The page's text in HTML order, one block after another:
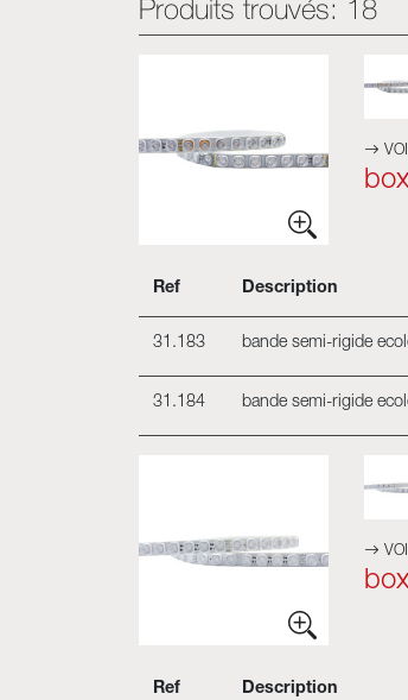
Produits trouvés: 18
Ref Description
31.183 bande semi-rigide
31.184 bande semi-rigide
Ref Description